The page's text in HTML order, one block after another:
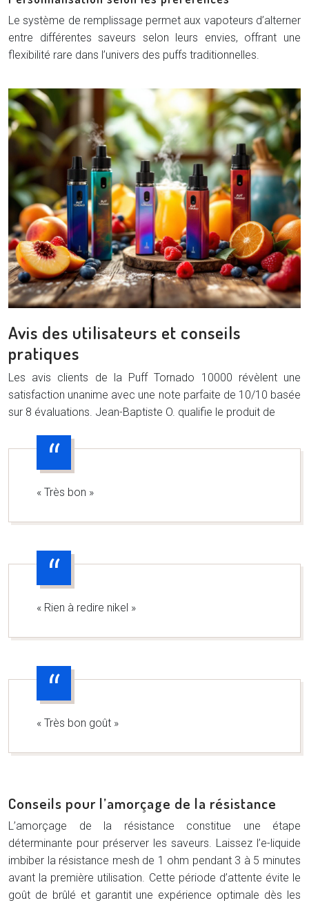
Le système de remplissage permet aux vapoteurs d’alterner
entre différentes saveurs selon leurs envies, offrant une
flexibilité rare dans l’univers des puffs traditionnelles.
Avis des utilisateurs et conseils
pratiques
Les avis clients de la Puff Tornado 10000 révèlent une
satisfaction unanime avec une note parfaite de 10/10 basée
sur 8 évaluations. Jean-Baptiste O. qualifie le produit de
« Très bon »
« Rien à redire nikel »
« Très bon goût »
Conseils pour l’amorçage de la résistance
L’amorçage de la résistance constitue une étape
déterminante pour préserver les saveurs. Laissez l’e-liquide
imbiber la résistance mesh de 1 ohm pendant 3 à 5 minutes
avant la première utilisation. Cette période d’attente évite le
goût de brûlé et garantit une expérience optimale dès les